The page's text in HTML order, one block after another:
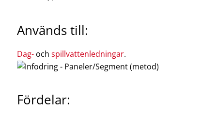
Används till:
Dag- och spillvattenledningar.
Fördelar: